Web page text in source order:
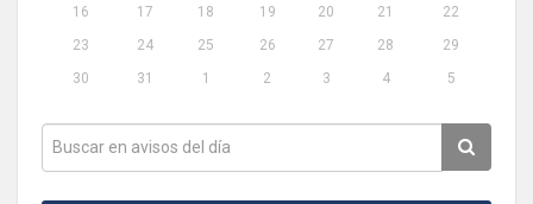
16
17 18 19 20 21
22
23
24 25 26 27 28
29
30
31 1 2 3 4 5